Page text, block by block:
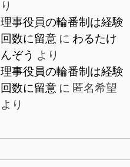
り
理事役員の輪番制は経験
回数に留意に わるたけ
んぞう より
理事役員の輪番制は経験
回数に留意に 匿名希望
より